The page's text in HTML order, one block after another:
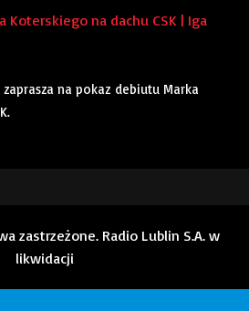
Koterskiego na dachu CSK | Iga
na pokaz debiutu Marka
zastrzeżone. Radio Lublin S.A. w
likwidacji